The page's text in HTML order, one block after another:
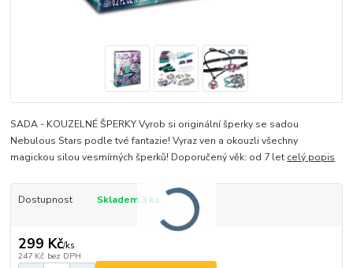
SADA - KOUZELNÉ ŠPERKY Vyrob si originální šperky se sadou
Nebulous Stars podle tvé fantazie! Vyraz ven a okouzli všechny
magickou silou vesmírných šperků! Doporučený věk: od 7 let celý popis
Dostupnost Skladem 3 ks
299 Kč/ks
247 Kč bez DPH